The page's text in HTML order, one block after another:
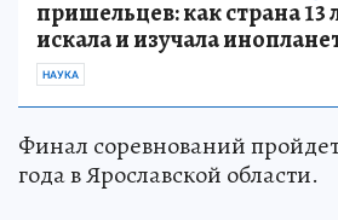
пришельцев: как страна 13
искала и изучала
НАУКА
Финал соревнований
года в Ярославской области.